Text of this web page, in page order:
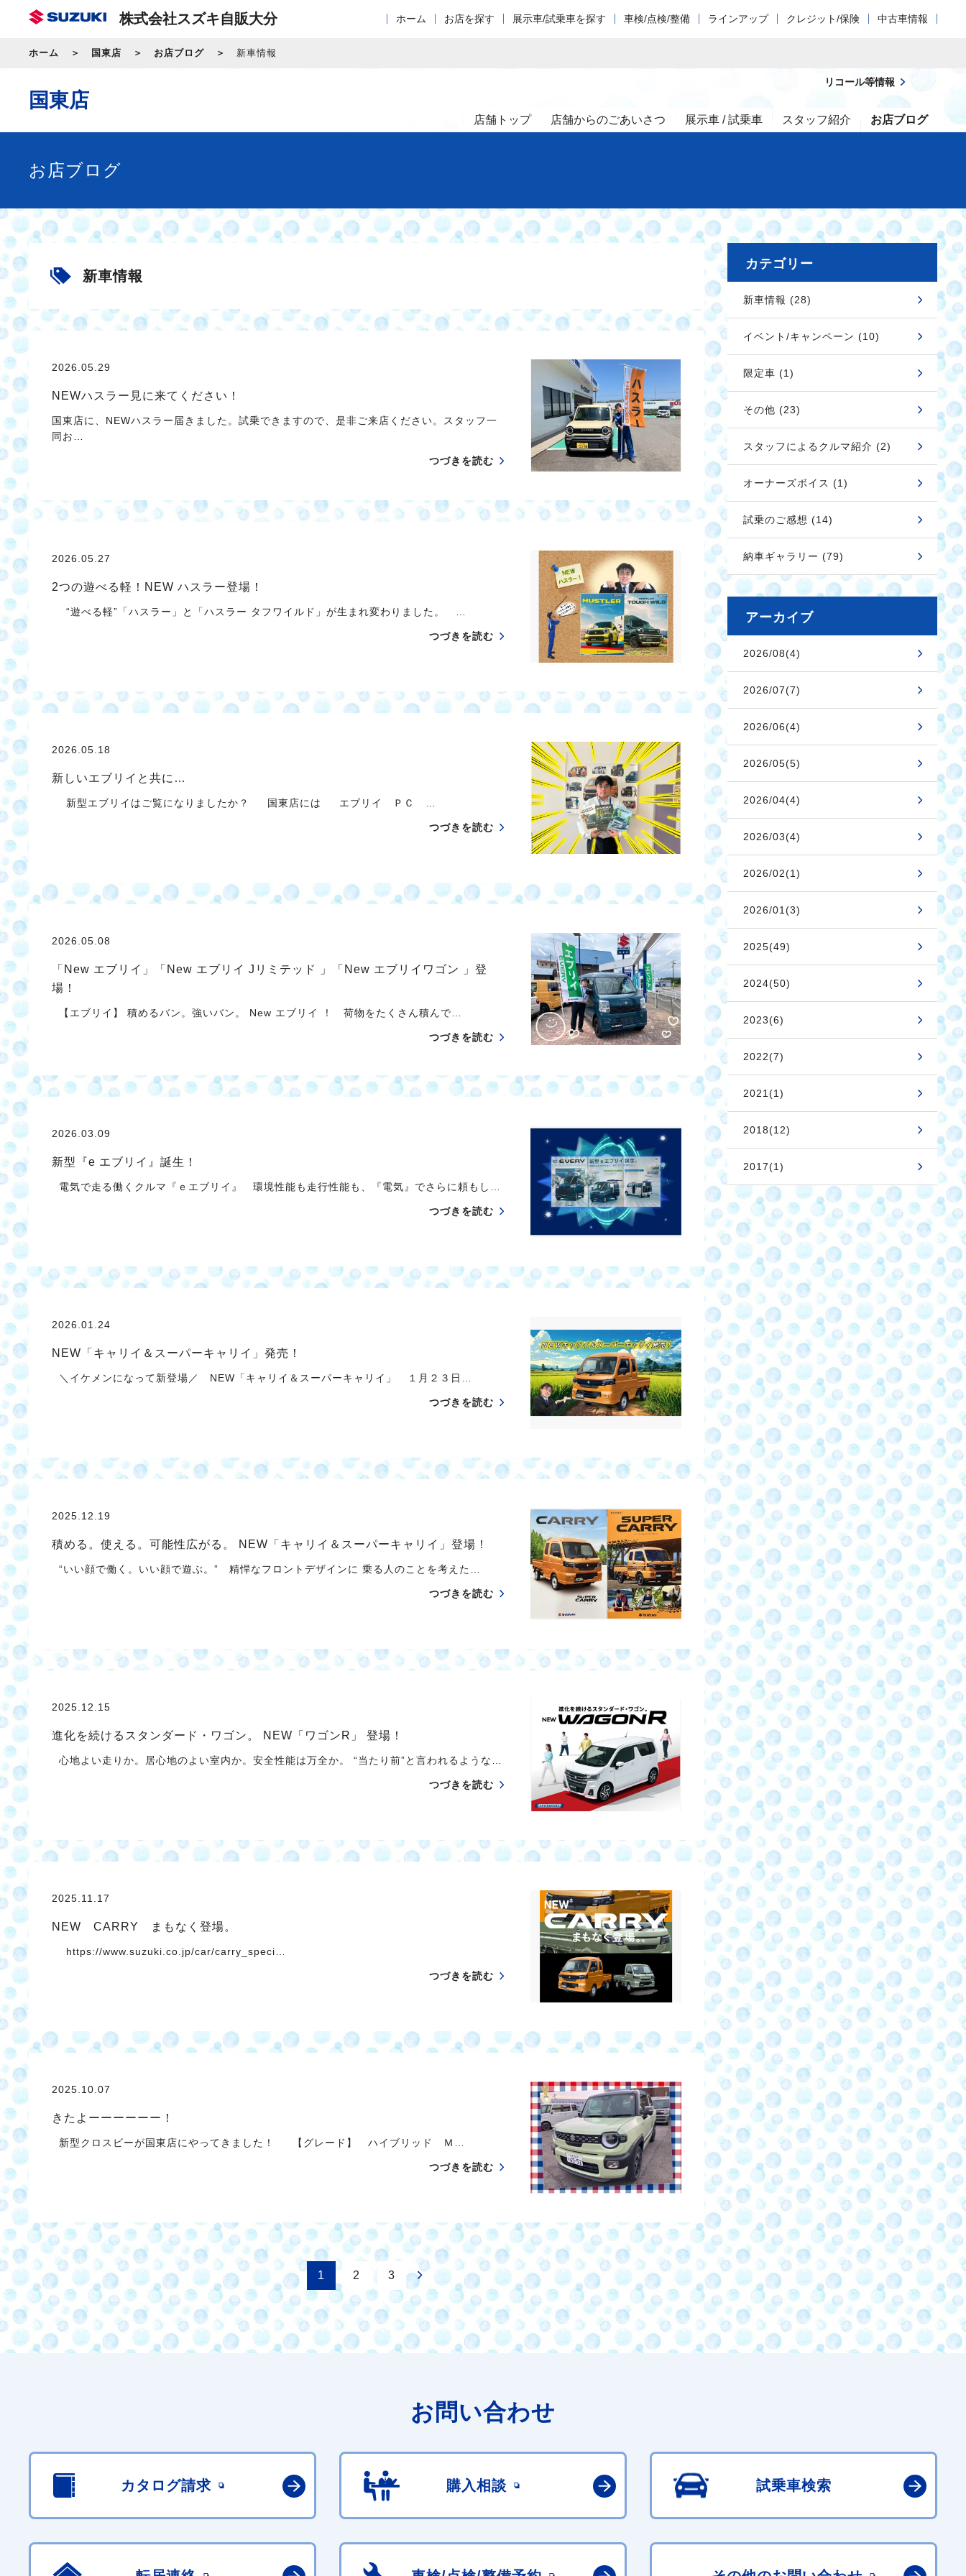
株式会社スズキ自販大分 ホーム お店を探す 展示車/試乗車を探す 車検/点検/整備 ラインアップ クレジット/保険 中古車情報
ホーム 国東店 お店ブログ 新車情報
国東店
店舗トップ 店舗からのごあいさつ 展示車 / 試乗車 スタッフ紹介 お店ブログ
リコール等情報
お店ブログ
新車情報
2026.05.29
NEWハスラー見に来てください！
国東店に、NEWハスラー届きました。試乗できますので、是非ご来店ください。スタッフ一
同お…
つづきを読む
2026.05.27
2つの遊べる軽！NEW ハスラー登場！
“遊べる軽”「ハスラー」と「ハスラー タフワイルド」が生まれ変わりました。 …
つづきを読む
2026.05.18
新しいエブリイと共に…
新型エブリイはご覧になりましたか？ 国東店には エブリイ ＰＣ …
つづきを読む
2026.05.08
「New エブリイ」「New エブリイ Jリミテッド 」「New エブリイワゴン 」登
場！
【エブリイ】 積めるバン。強いバン。 New エブリイ ！ 荷物をたくさん積んで…
つづきを読む
2026.03.09
新型『e エブリイ』誕生！
電気で走る働くクルマ『ｅエブリイ』 環境性能も走行性能も、『電気』でさらに頼もし…
つづきを読む
2026.01.24
NEW「キャリイ＆スーパーキャリイ」発売！
＼イケメンになって新登場／ NEW「キャリイ＆スーパーキャリイ」 １月２３日…
つづきを読む
2025.12.19
積める。使える。可能性広がる。 NEW「キャリイ＆スーパーキャリイ」登場！
“いい顔で働く。いい顔で遊ぶ。” 精悍なフロントデザインに 乗る人のことを考えた…
つづきを読む
2025.12.15
進化を続けるスタンダード・ワゴン。 NEW「ワゴンR」 登場！
心地よい走りか。居心地のよい室内か。安全性能は万全か。 “当たり前”と言われるような…
つづきを読む
2025.11.17
NEW CARRY まもなく登場。
https://www.suzuki.co.jp/car/carry_speci…
つづきを読む
2025.10.07
きたよーーーーーー！
新型クロスビーが国東店にやってきました！ 【グレード】 ハイブリッド Ｍ…
つづきを読む
1 2 3
カテゴリー
新車情報 (28)
イベント/キャンペーン (10)
限定車 (1)
その他 (23)
スタッフによるクルマ紹介 (2)
オーナーズボイス (1)
試乗のご感想 (14)
納車ギャラリー (79)
アーカイブ
2026/08(4)
2026/07(7)
2026/06(4)
2026/05(5)
2026/04(4)
2026/03(4)
2026/02(1)
2026/01(3)
2025(49)
2024(50)
2023(6)
2022(7)
2021(1)
2018(12)
2017(1)
お問い合わせ
カタログ請求 購入相談 試乗車検索